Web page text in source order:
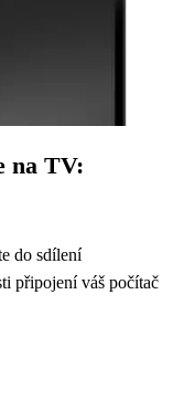
na TV:
do sdílení
připojení váš počítač